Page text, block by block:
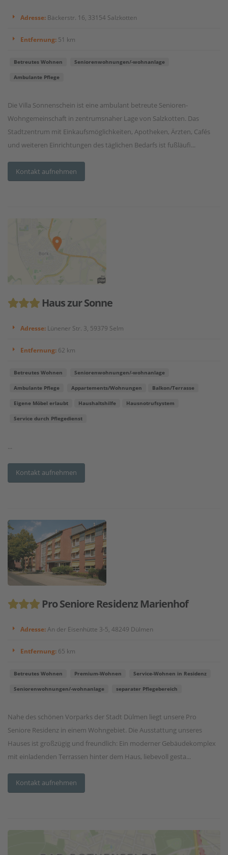
Adresse: Bäckerstr. 16, 33154 Salzkotten
Entfernung: 51 km
Betreutes Wohnen Seniorenwohnungen/-wohnanlage
Ambulante Pflege
Die Villa Sonnenschein ist eine ambulant betreute Senioren-
Wohngemeinschaft in zentrumsnaher Lage von Salzkotten. Das
Stadtzentrum mit Einkaufsmöglichkeiten, Apotheken, Ärzten, Cafés
und weiteren Einrichtungen des täglichen Bedarfs ist fußläufi...
Kontakt aufnehmen
Haus zur Sonne
Adresse: Lünener Str. 3, 59379 Selm
Entfernung: 62 km
Betreutes Wohnen Seniorenwohnungen/-wohnanlage
Ambulante Pflege Appartements/Wohnungen Balkon/Terrasse
Eigene Möbel erlaubt Haushaltshilfe Hausnotrufsystem
Service durch Pflegedienst
...
Kontakt aufnehmen
Pro Seniore Residenz Marienhof
Adresse: An der Eisenhütte 3-5, 48249 Dülmen
Entfernung: 65 km
Betreutes Wohnen Premium-Wohnen Service-Wohnen in Residenz
Seniorenwohnungen/-wohnanlage separater Pflegebereich
Nahe des schönen Vorparks der Stadt Dülmen liegt unsere Pro
Seniore Residenz in einem Wohngebiet. Die Ausstattung unseres
Hauses ist großzügig und freundlich: Ein moderner Gebäudekomplex
mit einladenden Terrassen hinter dem Haus, liebevoll gesta...
Kontakt aufnehmen